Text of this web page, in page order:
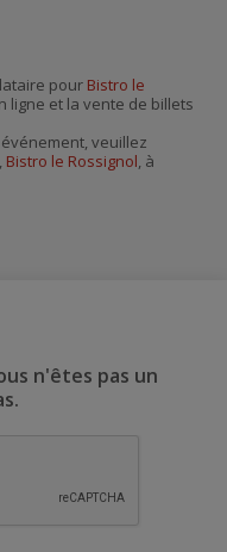
pour Bistro le
ligne et la vente de billets
veuillez
Bistro le Rossignol, à
n'êtes pas un